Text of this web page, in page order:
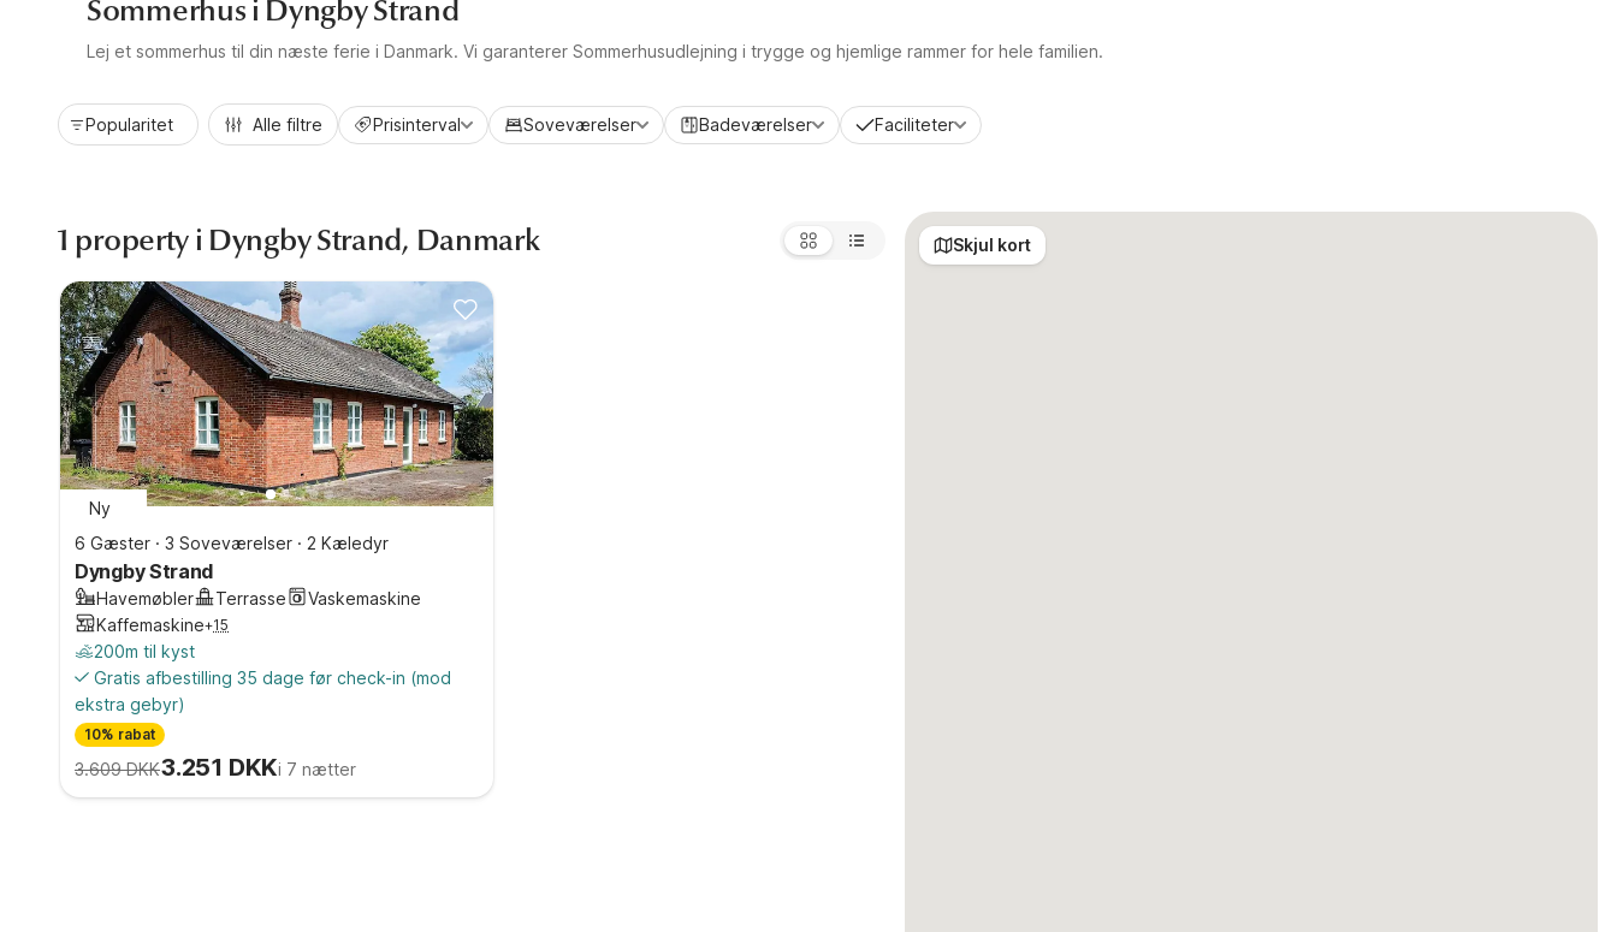
Sommerhus i Dyngby Strand
Lej et sommerhus til din næste ferie i Danmark. Vi garanterer Sommerhusudlejning i trygge og hjemlige rammer for hele familien.
Popularitet Alle filtre Prisinterval Soveværelser Badeværelser Faciliteter
1 property i Dyngby Strand, Danmark
Ny
6 Gæster · 3 Soveværelser · 2 Kæledyr
Dyngby Strand
Havemøbler Terrasse
Vaskemaskine
Kaffemaskine+15
200m til kyst
Gratis afbestilling 35 dage før check-in (mod
ekstra gebyr)
10% rabat
3.609 DKK3.251 DKKi 7 nætter
Skjul kort